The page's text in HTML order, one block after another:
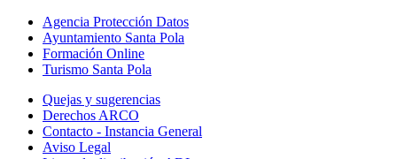
Agencia Protección Datos
Ayuntamiento Santa Pola
Formación Online
Turismo Santa Pola
Quejas y sugerencias
Derechos ARCO
Contacto - Instancia General
Aviso Legal